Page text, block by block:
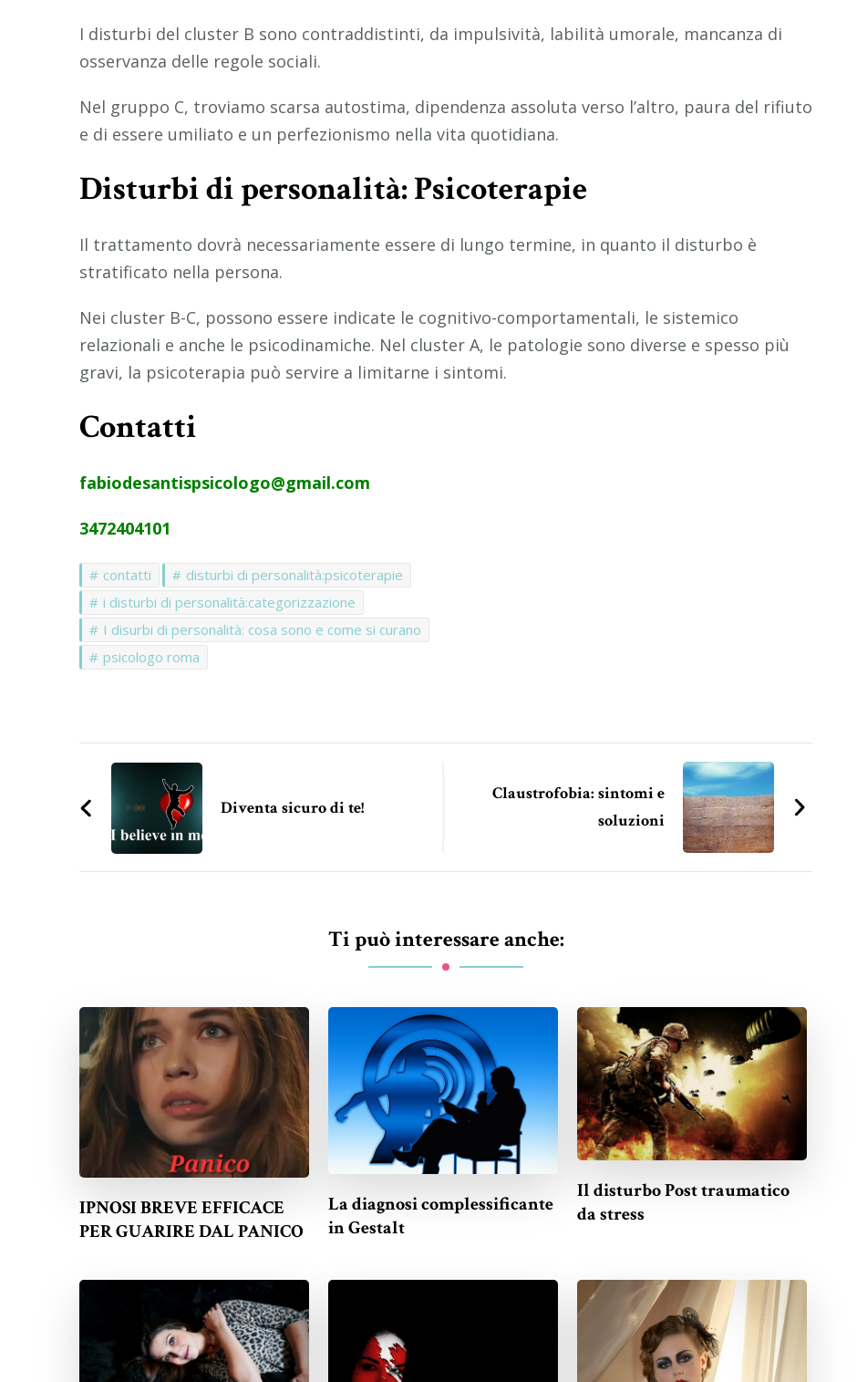
I disturbi del cluster B sono contraddistinti, da impulsività, labilità umorale, mancanza di
osservanza delle regole sociali.
Nel gruppo C, troviamo scarsa autostima, dipendenza assoluta verso l’altro, paura del rifiuto
e di essere umiliato e un perfezionismo nella vita quotidiana.
Disturbi di personalità: Psicoterapie
Il trattamento dovrà necessariamente essere di lungo termine, in quanto il disturbo è
stratificato nella persona.
Nei cluster B-C, possono essere indicate le cognitivo-comportamentali, le sistemico
relazionali e anche le psicodinamiche. Nel cluster A, le patologie sono diverse e spesso più
gravi, la psicoterapia può servire a limitarne i sintomi.
Contatti
fabiodesantispsicologo@gmail.com
3472404101
contatti
disturbi di personalità:psicoterapie
i disturbi di personalità:categorizzazione
I disurbi di personalità: cosa sono e come si curano
psicologo roma
Navigazione
articoli
Diventa sicuro di te!
Claustrofobia: sintomi e
soluzioni
Ti può interessare anche:
IPNOSI BREVE EFFICACE
PER GUARIRE DAL PANICO
La diagnosi complessificante
in Gestalt
Il disturbo Post traumatico
da stress